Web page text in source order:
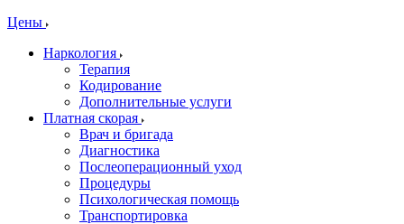
Цены
Наркология
Терапия
Кодирование
Дополнительные услуги
Платная скорая
Врач и бригада
Диагностика
Послеоперационный уход
Процедуры
Психологическая помощь
Транспортировка